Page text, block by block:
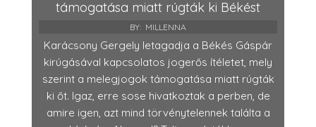
támogatása miatt rúgták ki Békést
BY: MILLENNA
Karácsony Gergely letagadja a Békés Gáspár
kirúgásával kapcsolatos jogerős ítéletet, mely
szerint a melegjogok támogatása miatt rúgták
ki őt. Igaz, erre sose hivatkoztak a perben, de
amire igen, azt mind törvénytelennek találta a